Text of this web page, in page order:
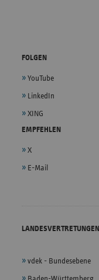
FOLGEN
YouTube
LinkedIn
XING
EMPFEHLEN
X
E-Mail
LANDESVERTRETUNGEN
vdek - Bundesebene